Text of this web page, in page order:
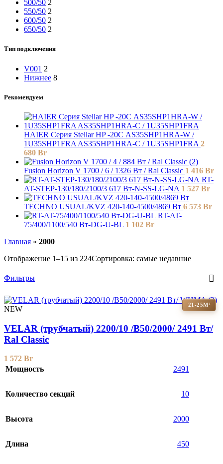
500/50 2
550/50 2
600/50 2
650/50 2
Тип подключения
V001 2
Нижнее 8
Рекомендуем
HAIER Серия Stellar HP -20С AS35SHP1HRA-W /
1U35SHP1FRA AS35SHP1HRA-C / 1U35SHP1FRA 2
680 Br
Fusion Horizon V 1700 / 6 / 1326 Вт / Ral Classic 1 416 Br
RT-
AT-STEP-130/180/2100/3 617 Вт-N-SS-LG-NA 1 527 Br
TECHNO USUAL/KVZ 420-140-4500/4869 Вт 6 573 Br
RT-AT-
75/400/1100/540 Вт-DG-U-BL 1 102 Br
Главная » 2000
Отображение 1–15 из 224Сортировка: самые недавние
Фильтры
21-25М²
NEW
VELAR (трубчатый) 2200/10 /B50/2000/ 2491 Bт/
Ral Classic
1 572 Br
Мощность
2491
Количество секций 10
Высота 2000
Длина 450